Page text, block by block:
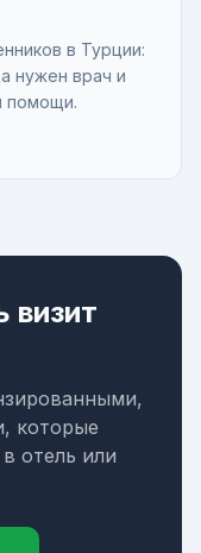
в Турции:
нужен врач и
помощи.
визит
которые
отель или